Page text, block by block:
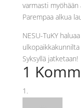
varmasti
Parempaa alkua
NESU-TuKY
Syksyllä jatketaan!
1